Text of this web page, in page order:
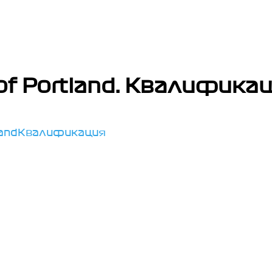
Portland.
Квалификация